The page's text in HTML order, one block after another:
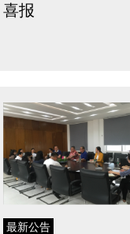
喜报
最新公告